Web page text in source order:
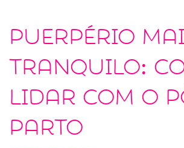
Puerpério
tranquilo:
lidar com o
parto